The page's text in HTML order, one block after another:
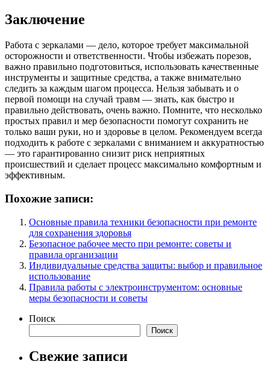
Заключение
Работа с зеркалами — дело, которое требует максимальной
осторожности и ответственности. Чтобы избежать порезов,
важно правильно подготовиться, использовать качественные
инструменты и защитные средства, а также внимательно
следить за каждым шагом процесса. Нельзя забывать и о
первой помощи на случай травм — знать, как быстро и
правильно действовать, очень важно. Помните, что несколько
простых правил и мер безопасности помогут сохранить не
только ваши руки, но и здоровье в целом. Рекомендуем всегда
подходить к работе с зеркалами с вниманием и аккуратностью
— это гарантированно снизит риск неприятных
происшествий и сделает процесс максимально комфортным и
эффективным.
Похожие записи:
Основные правила техники безопасности при ремонте
для сохранения здоровья
Безопасное рабочее место при ремонте: советы и
правила организации
Индивидуальные средства защиты: выбор и правильное
использование
Правила работы с электроинструментом: основные
меры безопасности и советы
Поиск
Поиск
Свежие записи